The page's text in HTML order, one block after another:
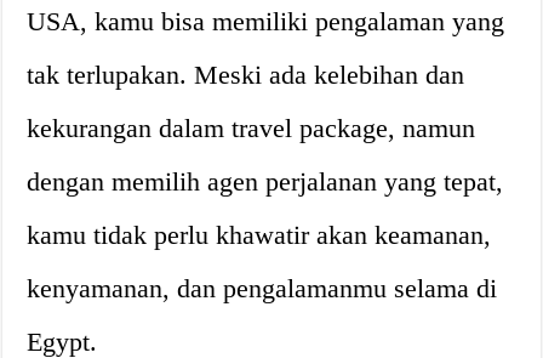
USA, kamu bisa memiliki pengalaman yang
tak terlupakan. Meski ada kelebihan dan
kekurangan dalam travel package, namun
dengan memilih agen perjalanan yang tepat,
kamu tidak perlu khawatir akan keamanan,
kenyamanan, dan pengalamanmu selama di
Egypt.